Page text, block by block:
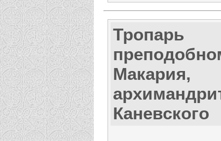
Тропарь
Макария,
Каневского